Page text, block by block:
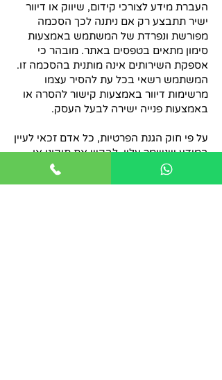
העברת מידע לצורכי קידום, שיווק או דיוור
ישיר תתבצע רק אם ניתנה לכך הסכמה
מפורשת ונפרדת של המשתמש באמצעות
סימון מתאים בטפסים באתר. מובהר כי
אספקת השירותים אינה מותנית בהסכמה זו.
המשתמש רשאי בכל עת להסיר עצמו
מרשימות דיוור באמצעות קישור להסרה או
באמצעות פנייה ישירה לבעל העסק.
על פי חוק הגנת הפרטיות, כל אדם זכאי לעיין
במידע שנשמר עליו, לבקש את תיקונו או
מחיקתו. לביצוע בקשות אלו ניתן לפנות
לבעל העסק באמצעות פרטי ההתקשרות